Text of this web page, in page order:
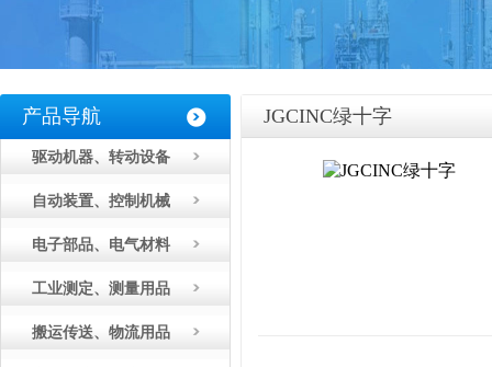
产品导航
驱动机器、转动设备
自动装置、控制机械
电子部品、电气材料
工业测定、测量用品
搬运传送、物流用品
JGCINC绿十字